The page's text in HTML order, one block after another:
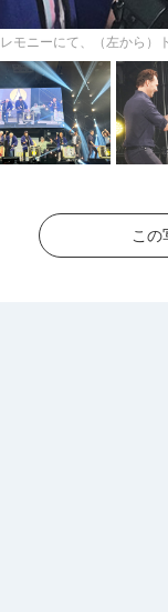
モニーにて、（左から
この